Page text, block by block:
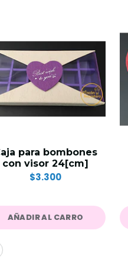
para bombones
con visor 24[cm]
$3.300
AÑADIR AL CARRO